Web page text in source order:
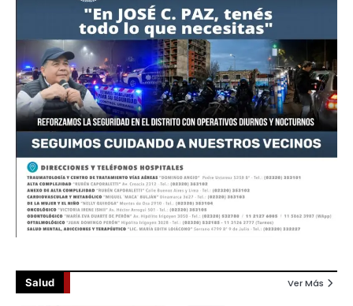
Salud Ver Más